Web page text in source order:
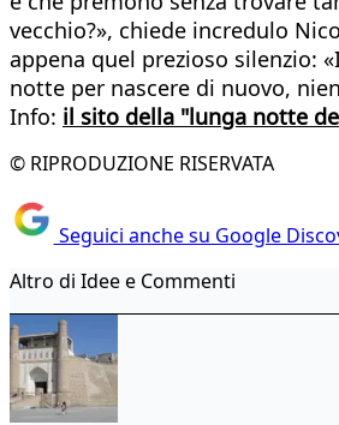
vecchio?», chiede incredulo
appena quel prezioso silenzio:
notte per nascere di nuovo,
Info: il sito della "lunga notte
© RIPRODUZIONE RISERVATA
Seguici anche su Google
Altro di Idee e Commenti